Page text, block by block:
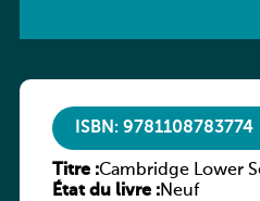
ISBN: 9781108783774
Titre :Cambridge Lower
Mathematics
État du livre :Neuf